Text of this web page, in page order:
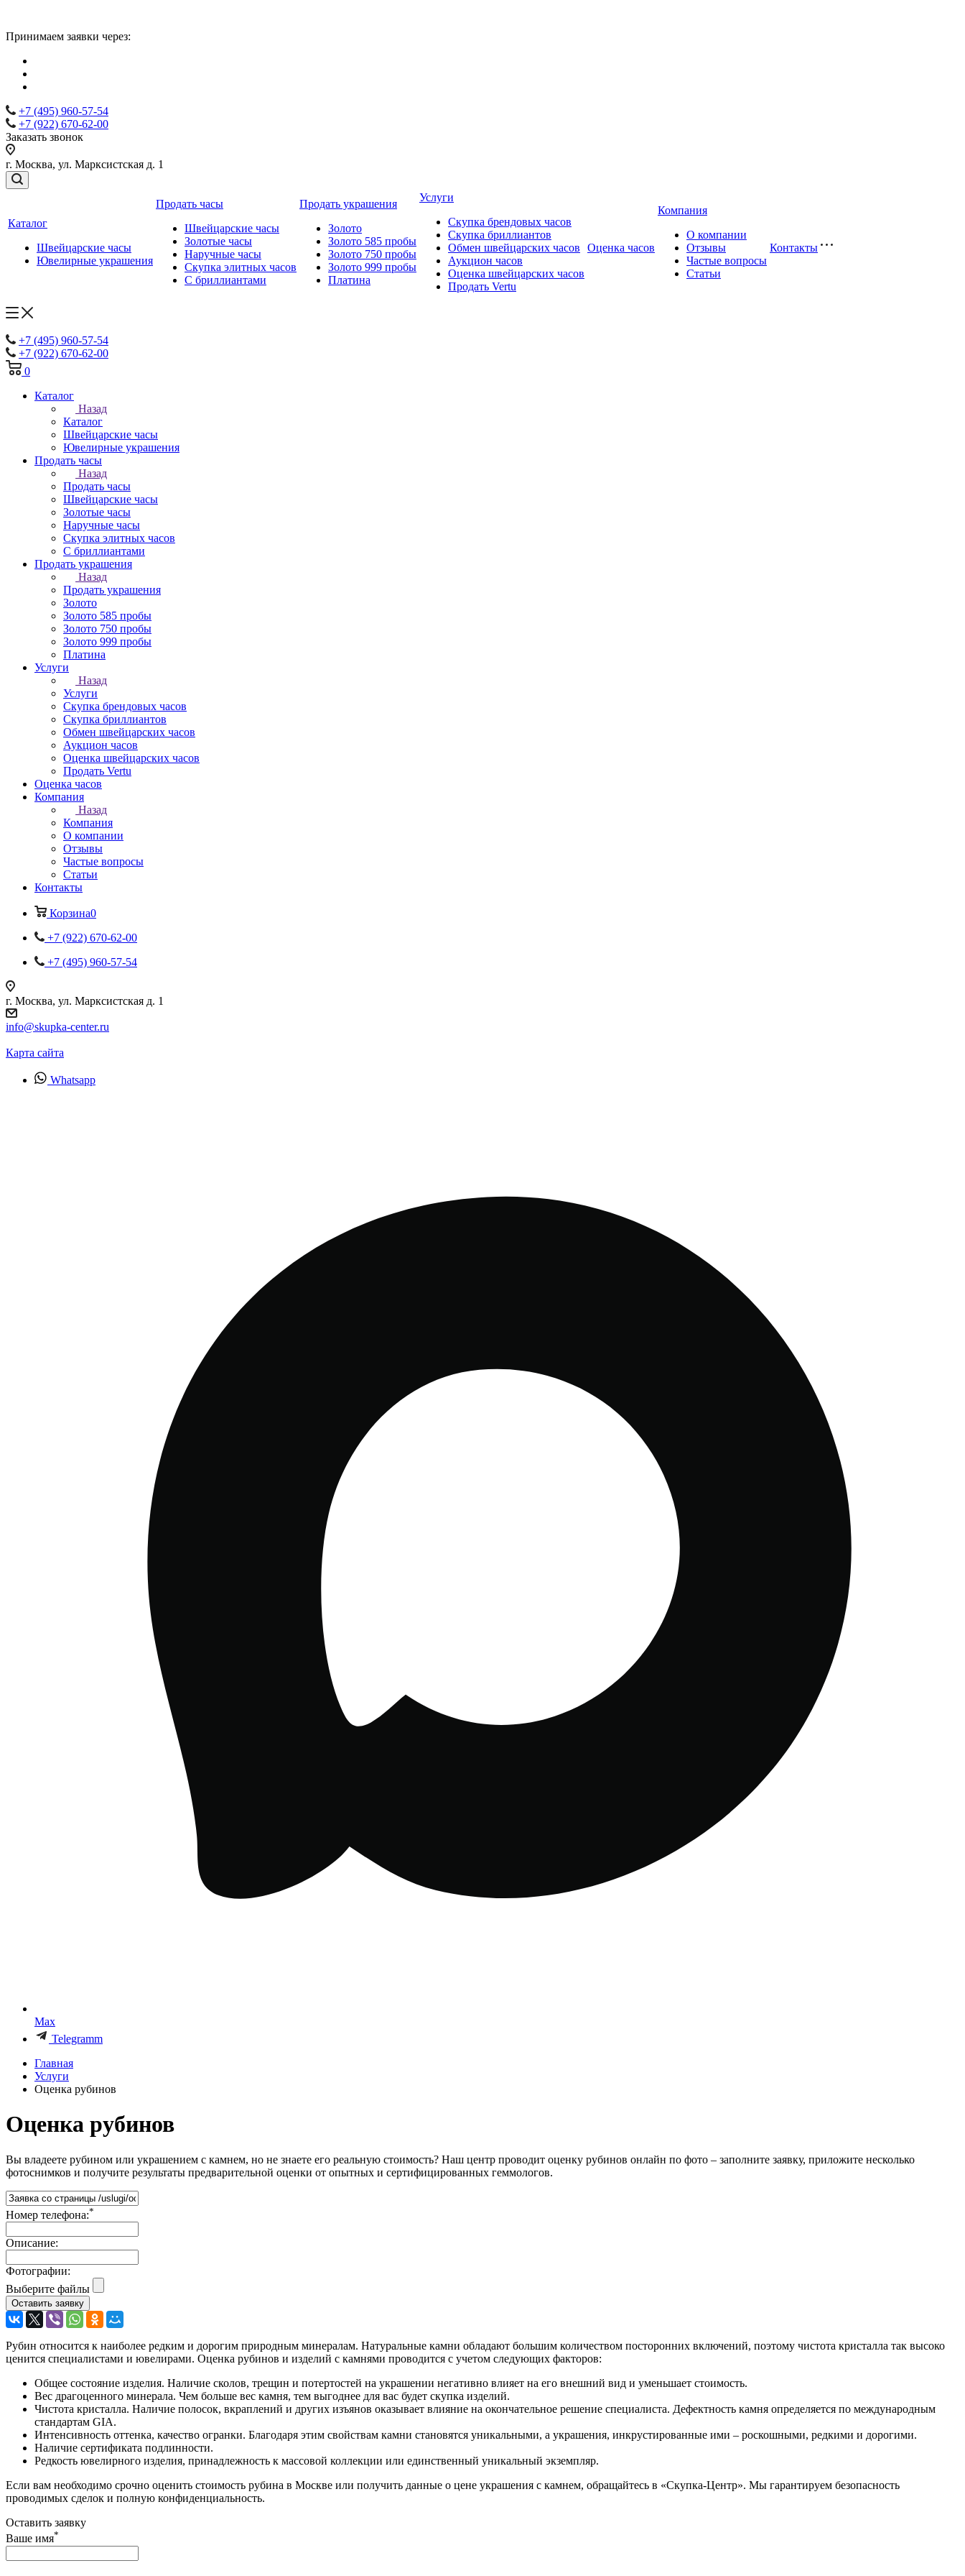
Принимаем заявки через:
+7 (495) 960-57-54
+7 (922) 670-62-00
Заказать звонок
г. Москва, ул. Марксистская д. 1
Каталог
Швейцарские часы
Ювелирные украшения
Продать часы
Швейцарские часы
Золотые часы
Наручные часы
Скупка элитных часов
С бриллиантами
Продать украшения
Золото
Золото 585 пробы
Золото 750 пробы
Золото 999 пробы
Платина
Услуги
Скупка брендовых часов
Скупка бриллиантов
Обмен швейцарских часов
Аукцион часов
Оценка швейцарских часов
Продать Vertu
Оценка часов
Компания
О компании
Отзывы
Частые вопросы
Статьи
Контакты
+7 (495) 960-57-54
+7 (922) 670-62-00
0
Каталог
Назад
Каталог
Швейцарские часы
Ювелирные украшения
Продать часы
Назад
Продать часы
Швейцарские часы
Золотые часы
Наручные часы
Скупка элитных часов
С бриллиантами
Продать украшения
Назад
Продать украшения
Золото
Золото 585 пробы
Золото 750 пробы
Золото 999 пробы
Платина
Услуги
Назад
Услуги
Скупка брендовых часов
Скупка бриллиантов
Обмен швейцарских часов
Аукцион часов
Оценка швейцарских часов
Продать Vertu
Оценка часов
Компания
Назад
Компания
О компании
Отзывы
Частые вопросы
Статьи
Контакты
Корзина0
+7 (922) 670-62-00
+7 (495) 960-57-54
г. Москва, ул. Марксистская д. 1
info@skupka-center.ru
Карта сайта
Whatsapp
Max
Telegramm
Главная
Услуги
Оценка рубинов
Оценка рубинов
Вы владеете рубином или украшением с камнем, но не знаете его реальную стоимость? Наш центр проводит оценку рубинов онлайн по фото – заполните заявку, приложите несколько
фотоснимков и получите результаты предварительной оценки от опытных и сертифицированных геммологов.
Номер телефона:*
Описание:
Фотографии:
Выберите файлы
Рубин относится к наиболее редким и дорогим природным минералам. Натуральные камни обладают большим количеством посторонних включений, поэтому чистота кристалла так высоко
ценится специалистами и ювелирами. Оценка рубинов и изделий с камнями проводится с учетом следующих факторов:
Общее состояние изделия. Наличие сколов, трещин и потертостей на украшении негативно влияет на его внешний вид и уменьшает стоимость.
Вес драгоценного минерала. Чем больше вес камня, тем выгоднее для вас будет скупка изделий.
Чистота кристалла. Наличие полосок, вкраплений и других изъянов оказывает влияние на окончательное решение специалиста. Дефектность камня определяется по международным
стандартам GIA.
Интенсивность оттенка, качество огранки. Благодаря этим свойствам камни становятся уникальными, а украшения, инкрустированные ими – роскошными, редкими и дорогими.
Наличие сертификата подлинности.
Редкость ювелирного изделия, принадлежность к массовой коллекции или единственный уникальный экземпляр.
Если вам необходимо срочно оценить стоимость рубина в Москве или получить данные о цене украшения с камнем, обращайтесь в «Скупка-Центр». Мы гарантируем безопасность
проводимых сделок и полную конфиденциальность.
Оставить заявку
Ваше имя*